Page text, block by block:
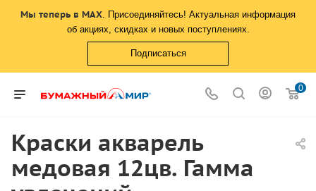
Мы теперь в MAX. Присоединяйтесь! Актуальная информация
об акциях, скидках и новых поступлениях.
Подписаться
0
Краски акварель
медовая 12цв. Гамма